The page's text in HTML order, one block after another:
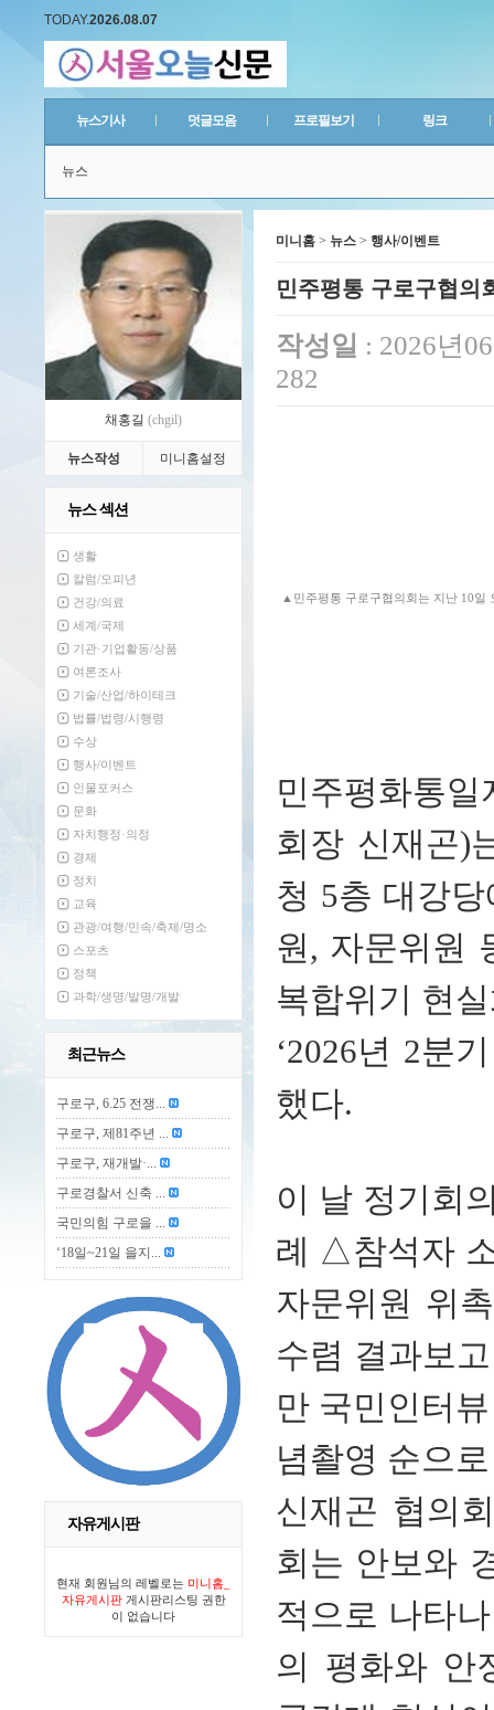
TODAY.2026.08.07
뉴스기사 덧글모음 프로필보기 링크
뉴스
채홍길 (chgil)
뉴스작성 미니홈설정
뉴스 섹션
생활
칼럼/오피년
건강/의료
세계/국제
기관·기업활동/상품
여론조사
기술/산업/하이테크
법률/법령/시행령
수상
행사/이벤트
인물포커스
문화
자치행정·의정
경제
정치
교육
관광/여행/민속/축제/명소
스포츠
정책
과학/생명/발명/개발
최근뉴스
구로구, 6.25 전쟁...
구로구, 제81주년 ...
구로구, 재개발·...
구로경찰서 신축 ...
국민의힘 구로을 ...
‘18일~21일 을지...
자유게시판
현재 회원님의 레벨로는 미니홈_
자유게시판게시판리스팅 권한
이 없습니다
미니홈 > 뉴스 > 행사/이벤트
민주평통 구로구협의
작성일 : 2026년
282
▲민주평통 구로구협의회는 지난 10일
민주평화통
회장 신재곤)
청 5층 대강
원, 자문위원
복합위기 현
‘2026년 2분
했다.
이 날 정기회
례 △참석자
자문위원 위
수렴 결과보
만 국민인터
념촬영 순으
신재곤 협의
회는 안보와
적으로 나타
의 평화와 안